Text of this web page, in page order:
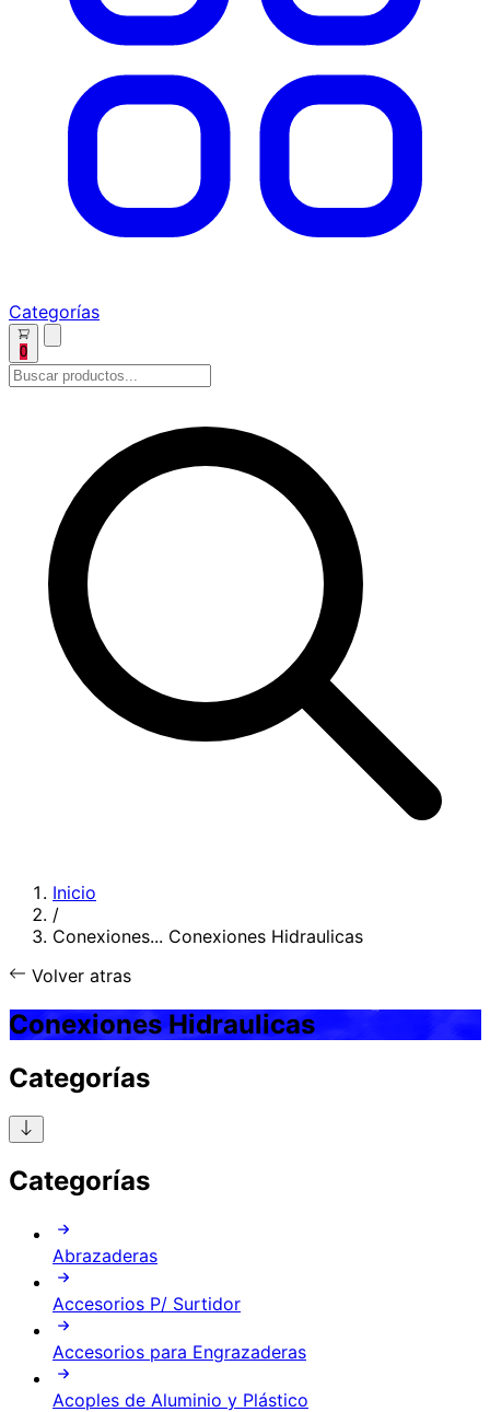
Categorías
0
Inicio
/
Conexiones... Conexiones Hidraulicas
Volver atras
Conexiones Hidraulicas
Categorías
Categorías
Abrazaderas
Accesorios P/ Surtidor
Accesorios para Engrazaderas
Acoples de Aluminio y Plástico